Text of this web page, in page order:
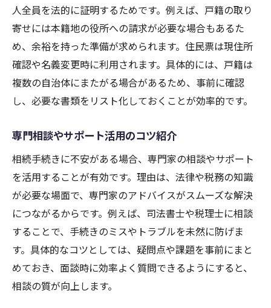
人全員を法的に証明するためです。例えば、戸籍の取り
寄せには本籍地の役所への請求が必要な場合もあるた
め、余裕を持った準備が求められます。住民票は現住所
確認や名義変更時に利用されます。具体的には、戸籍は
複数の自治体にまたがる場合があるため、事前に確認
し、必要な書類をリスト化しておくことが効率的です。
専門相談やサポート活用のコツ紹介
相続手続きに不安がある場合、専門家の相談やサポート
を活用することが有効です。理由は、法律や税務の知識
が必要な場面で、専門家のアドバイスがスムーズな解決
につながるからです。例えば、司法書士や税理士に相談
することで、手続きのミスやトラブルを未然に防げま
す。具体的なコツとしては、疑問点や課題を事前にまと
めておき、面談時に効率よく質問できるようにすると、
相談の質が向上します。